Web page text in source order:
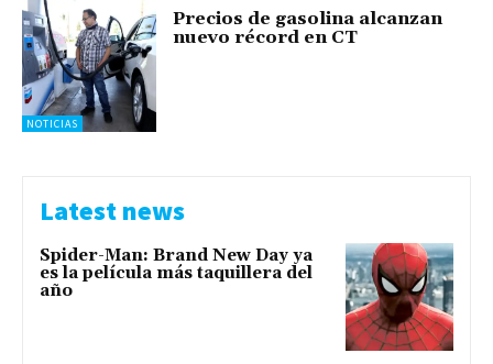
NOTICIAS
Precios de gasolina alcanzan
nuevo récord en CT
Latest news
Spider-Man: Brand New Day ya
es la película más taquillera del
año